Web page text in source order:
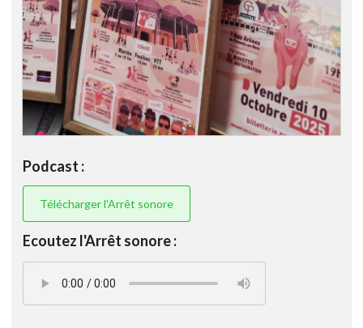
Podcast :
Télécharger l'Arrêt sonore
Ecoutez l'Arrêt sonore :